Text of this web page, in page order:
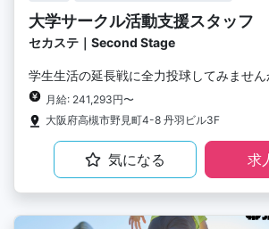
大学サークル活動支援スタッフ
セカステ｜Second Stage
学生生活の延長戦に全力投球してみません
月給: 241,293円〜
大阪府高槻市野見町4-8 丹羽ビル3F
気になる 求